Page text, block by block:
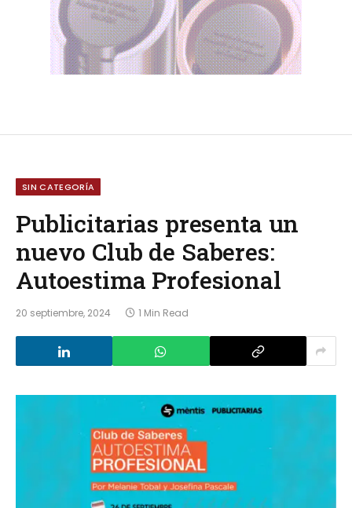
SIN CATEGORÍA
Publicitarias presenta un
nuevo Club de Saberes:
Autoestima Profesional
20 septiembre, 2024 1 Min Read